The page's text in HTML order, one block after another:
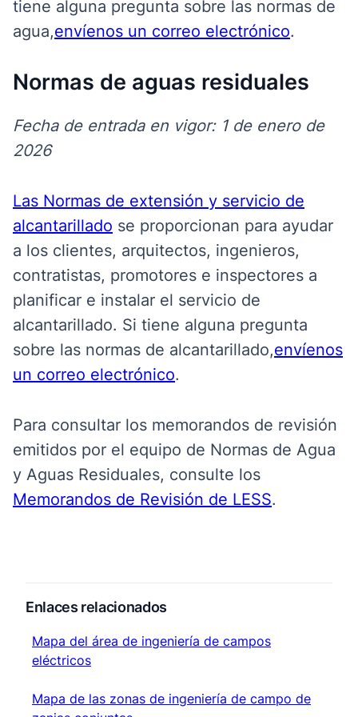
tiene alguna pregunta sobre las normas de
agua,envíenos un correo electrónico.
Normas de aguas residuales
Fecha de entrada en vigor: 1 de enero de
2026
Las Normas de extensión y servicio de
alcantarillado se proporcionan para ayudar
a los clientes, arquitectos, ingenieros,
contratistas, promotores e inspectores a
planificar e instalar el servicio de
alcantarillado. Si tiene alguna pregunta
sobre las normas de alcantarillado,envíenos
un correo electrónico.
Para consultar los memorandos de revisión
emitidos por el equipo de Normas de Agua
y Aguas Residuales, consulte los
Memorandos de Revisión de LESS.
Enlaces relacionados
Mapa del área de ingeniería de campos
eléctricos
Mapa del área de ingeniería de campos eléctricos
Mapa de las zonas de ingeniería de campo de
Mapa de las zonas de ingeniería de campo de zanjas